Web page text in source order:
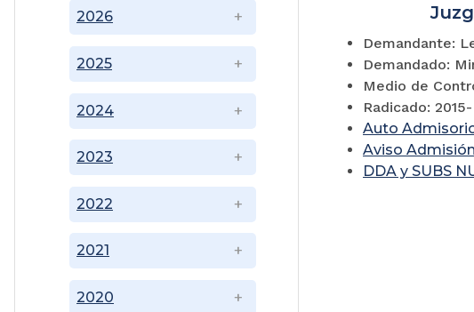
2020
2021
2022
2023
2024
2025
2026
Demandante:
Demandado:
Medio de
Radicado:
Auto
Aviso
DDA y SUBS